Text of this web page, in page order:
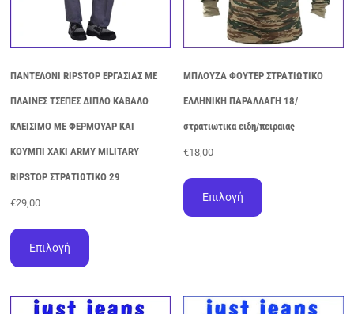
ΠΑΝΤΕΛΟΝΙ RIPSTOP ΕΡΓΑΣΙΑΣ ΜΕ
ΠΛΑΙΝΕΣ ΤΣΕΠΕΣ ΔΙΠΛΟ ΚΑΒΑΛΟ
ΚΛΕΙΣΙΜΟ ΜΕ ΦΕΡΜΟΥΑΡ ΚΑΙ
ΚΟΥΜΠΙ ΧΑΚΙ ARMY MILITARY
RIPSTOP ΣΤΡΑΤΙΩΤΙΚΟ 29
€29,00
Επιλογή
προϊόν
παραλλαγές.
ΜΠΛΟΥΖΑ ΦΟΥΤΕΡ ΣΤΡΑΤΙΩΤΙΚΟ
ΕΛΛΗΝΙΚΗ ΠΑΡΑΛΛΑΓΗ 18/
στρατιωτικα ειδη/πειραιας
€18,00
Επιλογή
προϊόν
μπορούν